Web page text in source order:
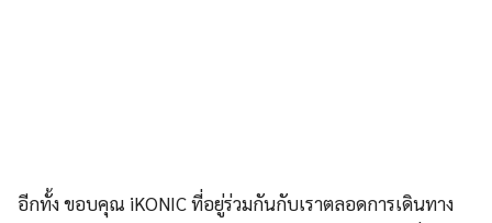
อีกทั้ง ขอบคุณ iKONIC ที่อยู่ร่วมกันกับเราตลอดการเดินทาง